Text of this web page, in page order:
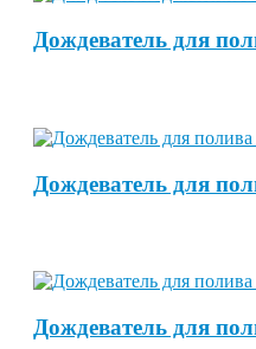
Дождеватель для
Дождеватель для
Дождеватель для